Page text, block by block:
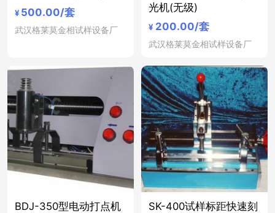
¥ 500.00/套
武汉格莱莫金相试样设备厂
光机(无级)
¥ 200.00/套
武汉格莱莫金相试样设备厂
BDJ-350型电动打点机
SK-400试样标距快速刻